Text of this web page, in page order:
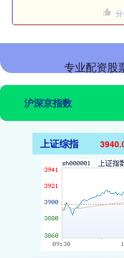
专业配资股
沪深京指数
上证综指